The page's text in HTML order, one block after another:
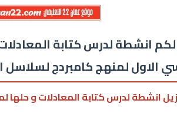
انشطة لدرس كتابة
الاول لمنهج كامبردج
انشطة لدرس كتابة المعادلات و حلها